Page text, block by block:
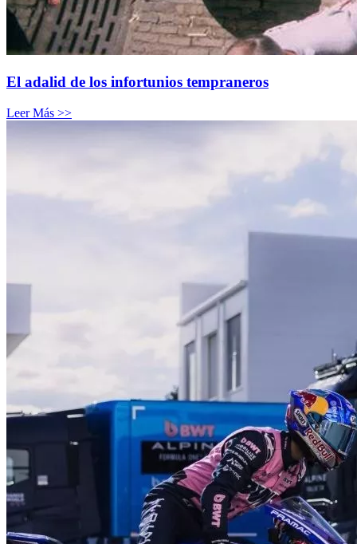
El adalid de los infortunios tempraneros
Leer Más >>